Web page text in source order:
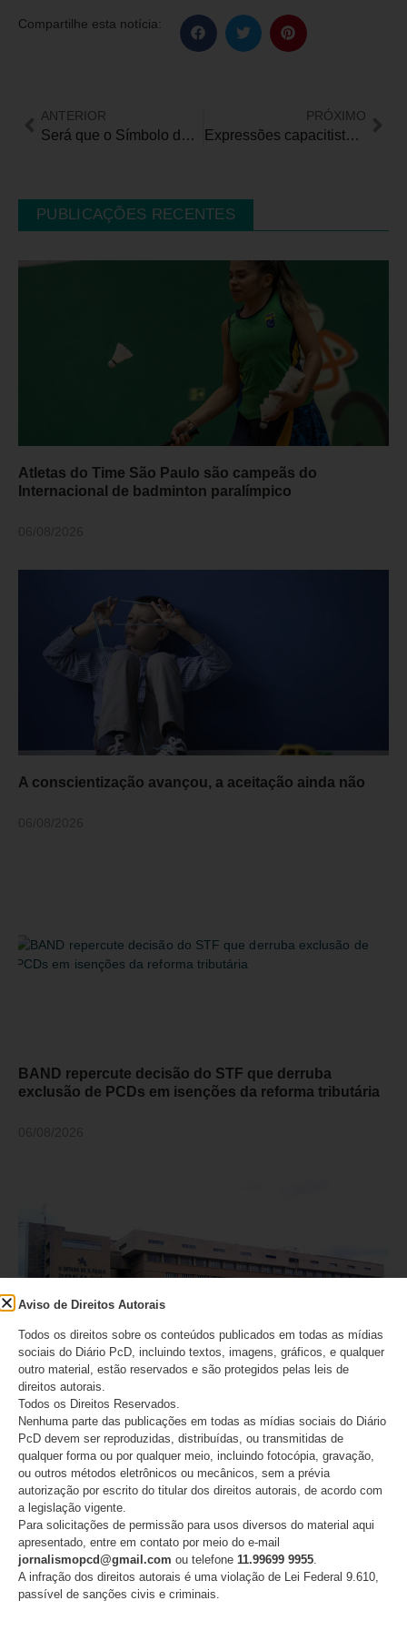
Compartilhe esta notícia:
ANTERIOR
Será que o Símbolo de Acessibilidade das Nações Unidas é, de fato, a melhor representação das pessoas com deficiência?
PRÓXIMO
Expressões capacitistas mais usadas e como substituí-las
PUBLICAÇÕES RECENTES
Atletas do Time São Paulo são campeãs do
Internacional de badminton paralímpico
A conscientização avançou, a aceitação ainda não
BAND repercute decisão do STF que derruba
exclusão de PCDs em isenções da reforma tributária
ANAPcD afirma que não teve direito de resposta
publicado após editorial do Estadão sobre decisão
do STF
06/08/2026
Deixe um comentário
O seu endereço de e-mail não será publicado.
Campos
obrigatórios são marcados com*
Aviso de Direitos Autorais
Todos os direitos sobre os conteúdos publicados em todas as mídias
sociais do Diário PcD, incluindo textos, imagens, gráficos, e qualquer
outro material, estão reservados e são protegidos pelas leis de
direitos autorais.
Todos os Direitos Reservados.
Nenhuma parte das publicações em todas as mídias sociais do Diário
PcD devem ser reproduzidas, distribuídas, ou transmitidas de
qualquer forma ou por qualquer meio, incluindo fotocópia, gravação,
ou outros métodos eletrônicos ou mecânicos, sem a prévia
autorização por escrito do titular dos direitos autorais, de acordo com
a legislação vigente.
Para solicitações de permissão para usos diversos do material aqui
apresentado, entre em contato por meio do e-mail
jornalismopcd@gmail.com ou telefone 11.99699 9955.
A infração dos direitos autorais é uma violação de Lei Federal 9.610,
passível de sanções civis e criminais.